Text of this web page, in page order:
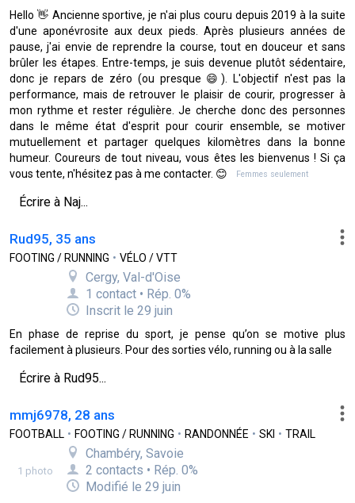
Hello 👋 Ancienne sportive, je n'ai plus couru depuis 2019 à la suite
d'une aponévrosite aux deux pieds. Après plusieurs années de
pause, j'ai envie de reprendre la course, tout en douceur et sans
brûler les étapes. Entre-temps, je suis devenue plutôt sédentaire,
donc je repars de zéro (ou presque 😄). L'objectif n'est pas la
performance, mais de retrouver le plaisir de courir, progresser à
mon rythme et rester régulière. Je cherche donc des personnes
dans le même état d'esprit pour courir ensemble, se motiver
mutuellement et partager quelques kilomètres dans la bonne
humeur. Coureurs de tout niveau, vous êtes les bienvenus ! Si ça
vous tente, n'hésitez pas à me contacter. 😊
Femmes seulement
Écrire à Naj...
Rud95, 35 ans
FOOTING / RUNNING • VÉLO / VTT
Cergy, Val-d'Oise
1 contact • Rép. 0%
Inscrit le 29 juin
En phase de reprise du sport, je pense qu’on se motive plus
facilement à plusieurs. Pour des sorties vélo, running ou à la salle
Écrire à Rud95...
mmj6978, 28 ans
FOOTBALL • FOOTING / RUNNING • RANDONNÉE • SKI • TRAIL
1 photo
Chambéry, Savoie
2 contacts • Rép. 0%
Modifié le 29 juin